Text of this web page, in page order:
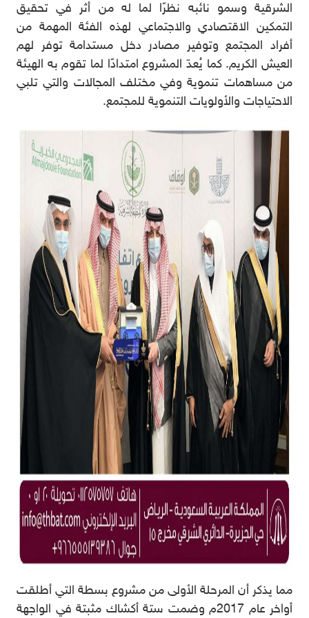
الشرقية وسمو نائبه نظرًا لما له من أثر في تحقيق
التمكين الاقتصادي والاجتماعي لهذه الفئة المهمة من
أفراد المجتمع وتوفير مصادر دخل مستدامة توفر لهم
العيش الكريم. كما يُعدّ المشروع امتدادًا لما تقوم به الهيئة
من مساهمات تنموية وفي مختلف المجالات والتي تلبي
الاحتياجات والأولويات التنموية للمجتمع.
مما يذكر أن المرحلة الأولى من مشروع بسطة التي أطلقت
أواخر عام 2017م وضمت ستة أكشاك مثبتة في الواجهة